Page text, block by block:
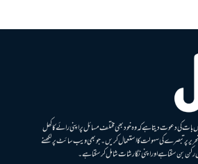
بات کی دعوت دیتا ہے کہ وہ خود بھی مختلف مسائل پر اپنی رائے کا کھل
پر تبصرے کی سہولت کا استعمال کریں۔ جو بھی ویب سائٹ پر لکھنے
رکن بن سکتا ہے اور اپنی نگارشات شامل کرسکتا ہے۔